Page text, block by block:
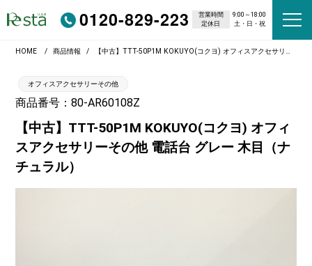
0120-829-223 営業時間
9:00～18:00
定休日
土・日・祝
HOME 商品情報 【中古】TTT-50P1M KOKUYO(コクヨ) オフィスアクセサリーその他 電話台 グレー 木目（ナチュラル）
オフィスアクセサリーその他
商品番号：80-AR60108Z
【中古】TTT-50P1M KOKUYO(コクヨ) オフィ
スアクセサリーその他 電話台 グレー 木目（ナ
チュラル）